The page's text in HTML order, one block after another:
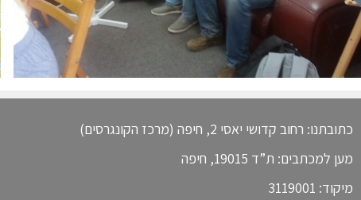
כתובתנו: רחוב קדושי יאסי 2, חיפה (מרכז הקונגרסים)
מען למכתבים: ת”ד 19015, חיפה
מיקוד: 3119001